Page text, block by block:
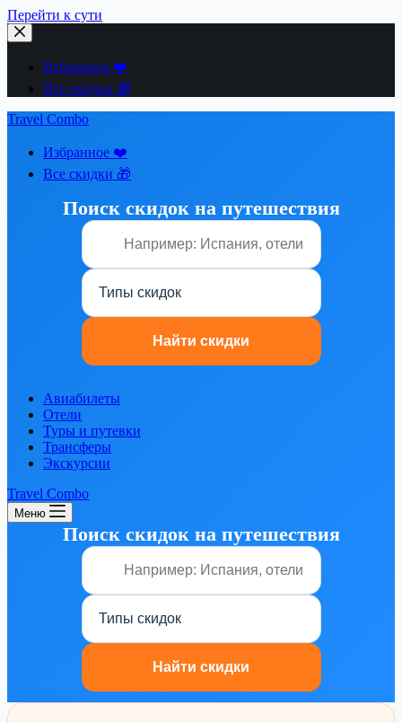
Перейти к сути
Избранное ❤️
Все скидки 🎁
Travel Combo
Избранное ❤️
Все скидки 🎁
Поиск скидок на путешествия
Авиабилеты
Отели
Туры и путевки
Трансферы
Экскурсии
Travel Combo
Меню
Поиск скидок на путешествия